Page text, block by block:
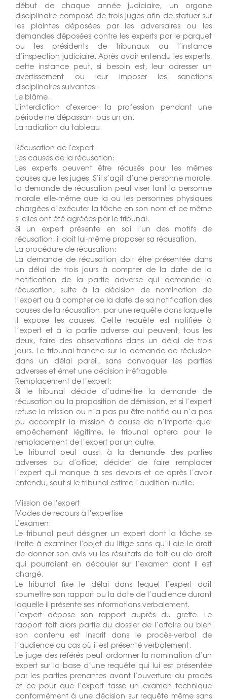
début de chaque année judiciaire, un organe
disciplinaire composé de trois juges afin de statuer sur
les plaintes déposées par les adversaires ou les
demandes déposées contre les experts par le parquet
ou les présidents de tribunaux ou l’instance
d’inspection judiciaire. Après avoir entendu les experts,
cette instance peut, si besoin est, leur adresser un
avertissement ou leur imposer les sanctions
disciplinaires suivantes :
Le blâme.
L'interdiction d'exercer la profession pendant une
période ne dépassant pas un an.
La radiation du tableau.
Récusation de l'expert
Les causes de la récusation:
Les experts peuvent être récusés pour les mêmes
causes que les juges. S’il s’agit d’une personne morale,
la demande de récusation peut viser tant la personne
morale elle-même que la ou les personnes physiques
chargées d’exécuter la tâche en son nom et ce même
si elles ont été agréées par le tribunal.
Si un expert présente en soi l’un des motifs de
récusation, il doit lui-même proposer sa récusation.
La procédure de récusation:
La demande de récusation doit être présentée dans
un délai de trois jours à compter de la date de la
notification de la partie adverse qui demande la
récusation, suite à la décision de nomination de
l’expert ou à compter de la date de sa notification des
causes de la récusation, par une requête dans laquelle
il expose les causes. Cette requête est notifiée à
l’expert et à la partie adverse qui peuvent, tous les
deux, faire des observations dans un délai de trois
jours. Le tribunal tranche sur la demande de réclusion
dans un délai pareil, sans convoquer les parties
adverses et émet une décision irréfragable.
Remplacement de l’expert:
Si le tribunal décide d’admettre la demande de
récusation ou la proposition de démission, et si l’expert
refuse la mission ou n’a pas pu être notifié ou n’a pas
pu accomplir la mission à cause de n’importe quel
empêchement légitime, le tribunal optera pour le
remplacement de l’expert par un autre.
Le tribunal peut aussi, à la demande des parties
adverses ou d’office, décider de faire remplacer
l’expert qui manque à ses devoirs et ce après l’avoir
entendu, sauf si le tribunal estime l’audition inutile.
Mission de l'expert
Modes de recours à l'expertise
L’examen:
Le tribunal peut désigner un expert dont la tâche se
limite à examiner l’objet du litige sans qu’il aie le droit
de donner son avis vu les résultats de fait ou de droit
qui pourraient en découler sur l’examen dont il est
chargé.
Le tribunal fixe le délai dans lequel l’expert doit
soumettre son rapport ou la date de l’audience durant
laquelle il présente ses informations verbalement.
L’expert dépose son rapport auprès du greffe. Le
rapport fait alors partie du dossier de l’affaire ou bien
son contenu est inscrit dans le procès-verbal de
l’audience au cas où il est présenté verbalement.
Le juge des référés peut ordonner la nomination d’un
expert sur la base d’une requête qui lui est présentée
par les parties prenantes avant l’ouverture du procès
et ce pour que l’expert fasse un examen technique
conformément à une décision sur requête même sans